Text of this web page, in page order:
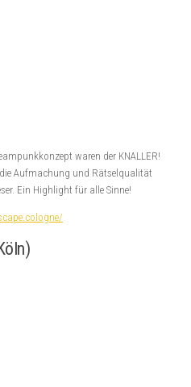
waren der KNALLER!
Aufmachung und Rätselqualität
Ein Highlight für alle Sinne!